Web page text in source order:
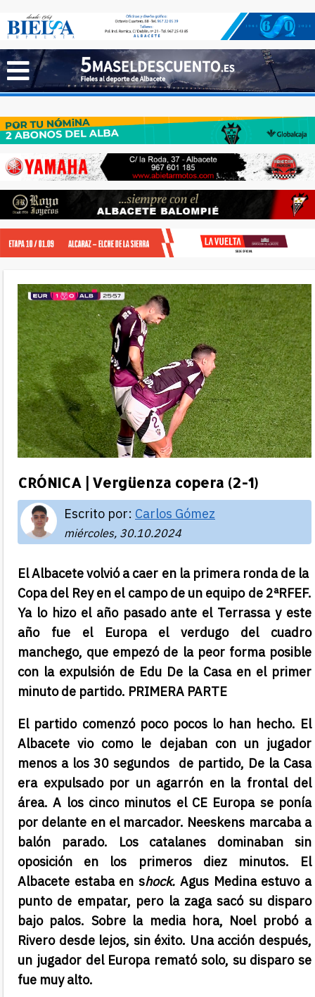
CRÓNICA | Vergüenza copera (2-1)
Escrito por: Carlos Gómez
miércoles, 30.10.2024
El Albacete volvió a caer en la primera ronda de la
Copa del Rey en el campo de un equipo de 2ªRFEF.
Ya lo hizo el año pasado ante el Terrassa y este
año fue el Europa el verdugo del cuadro
manchego, que empezó de la peor forma posible
con la expulsión de Edu De la Casa en el primer
minuto de partido. PRIMERA PARTE
El partido comenzó poco pocos lo han hecho. El
Albacete vio como le dejaban con un jugador
menos a los 30 segundos de partido, De la Casa
era expulsado por un agarrón en la frontal del
área. A los cinco minutos el CE Europa se ponía
por delante en el marcador. Neeskens marcaba a
balón parado. Los catalanes dominaban sin
oposición en los primeros diez minutos. El
Albacete estaba en shock. Agus Medina estuvo a
punto de empatar, pero la zaga sacó su disparo
bajo palos. Sobre la media hora, Noel probó a
Rivero desde lejos, sin éxito. Una acción después,
un jugador del Europa remató solo, su disparo se
fue muy alto.